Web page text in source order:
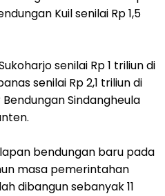
Kuil senilai Rp 1,5
senilai Rp 1 triliun di
senilai Rp 2,1 triliun di
Sindangheula
bendungan baru pada
masa pemerintahan
dibangun sebanyak 11